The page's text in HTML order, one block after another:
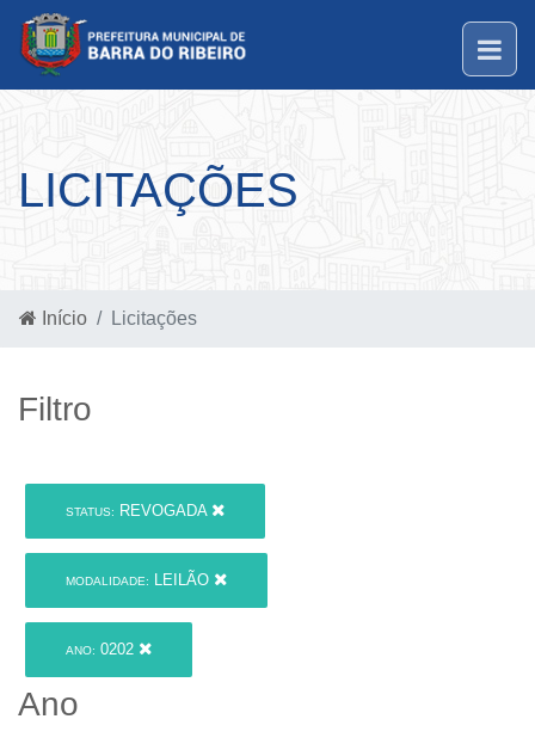
LICITAÇÕES
Início Licitações
Filtro
STATUS: REVOGADA
MODALIDADE: LEILÃO
ANO: 0202
Ano